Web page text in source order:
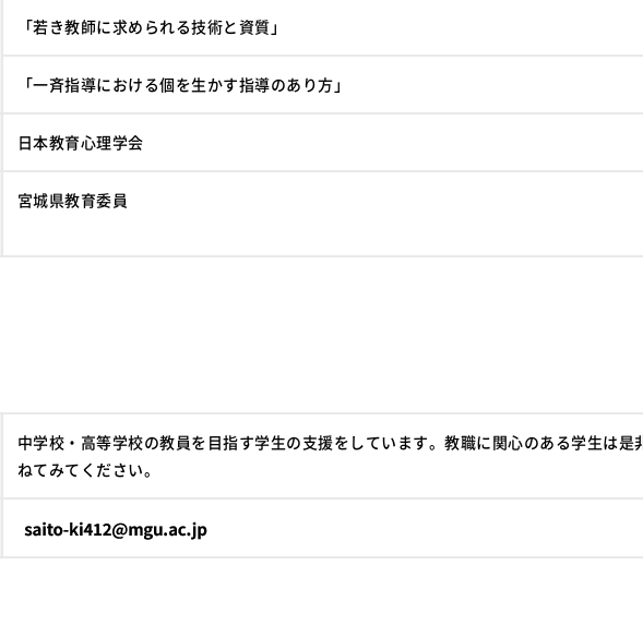
「若き教師に求められる技術と資質」
「一斉指導における個を生かす指導のあり方」
日本教育心理学会
宮城県教育委員
中学校・高等学校の教員を目指す学生の支援をしています。教職に関心のある学生は是
ねてみてください。